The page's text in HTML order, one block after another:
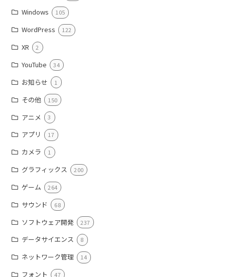
Windows 105
WordPress 122
XR 2
YouTube 34
お知らせ 1
その他 150
アニメ 3
アプリ 17
カメラ 1
グラフィックス 200
ゲーム 264
サウンド 68
ソフトウェア開発 237
データサイエンス 8
ネットワーク管理 14
フォント 47